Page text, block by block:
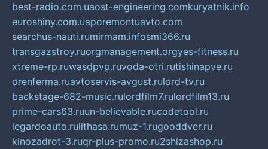
best-radio.com.uaost-engineering.comkuryatnik.info
euroshiny.com.uaporemontuavto.com
searchus-nauti.rumirmam.infosmi366.ru
transgazstroy.ruorgmanagement.orgyes-fitness.ru
xtreme-rp.ruwasdpvp.ruvoda-otri.rutishinapve.ru
orenferma.ruavtoservis-avgust.rulord-tv.ru
backstage-682-music.rulordfilm7.rulordfilm13.ru
prime-cars63.ruun-believable.rucodetool.ru
legardoauto.rulithasa.rumuz-1.rugooddver.ru
kinozadrot-3.ruqr-plus-promo.ru2shizashop.ru